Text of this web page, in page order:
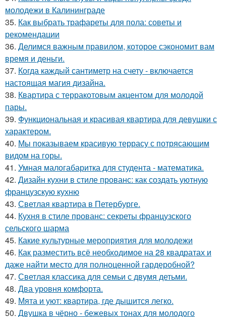
молодежи в Калининграде
35. Как выбрать трафареты для пола: советы и
рекомендации
36. Делимся важным правилом, которое сэкономит вам
время и деньги.
37. Когда каждый сантиметр на счету - включается
настоящая магия дизайна.
38. Квартира с терракотовым акцентом для молодой
пары.
39. Функциональная и красивая квартира для девушки с
характером.
40. Мы показываем красивую террасу с потрясающим
видом на горы.
41. Умная малогабаритка для студента - математика.
42. Дизайн кухни в стиле прованс: как создать уютную
французскую кухню
43. Светлая квартира в Петербурге.
44. Кухня в стиле прованс: секреты французского
сельского шарма
45. Какие культурные мероприятия для молодежи
46. Как разместить всё необходимое на 28 квадратах и
даже найти место для полноценной гардеробной?
47. Светлая классика для семьи с двумя детьми.
48. Два уровня комфорта.
49. Мята и уют: квартира, где дышится легко.
50. Двушка в чёрно - бежевых тонах для молодого